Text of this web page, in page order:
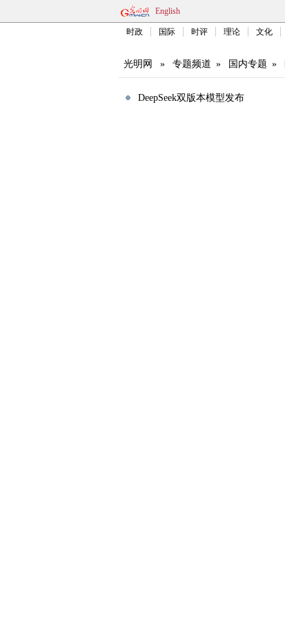
English
时政 国际 时评 理论 文化
光明网 » 专题频道 » 国内专题 »
DeepSeek双版本模型发布